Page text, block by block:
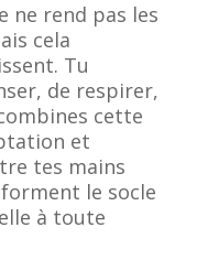
ne rend pas les
cela
Tu
de respirer,
cette
et
tes mains
le socle
à toute